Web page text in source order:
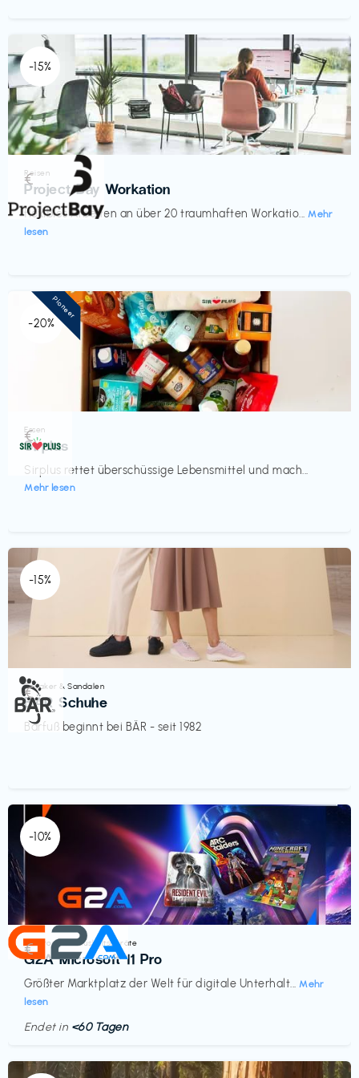
-15%
Reisen
Project Bay Workation
flexibles Arbeiten an über 20 traumhaften Workatio... Mehr
lesen
€‎
-20%
Essen
Sirplus
Sirplus rettet überschüssige Lebensmittel und mach...
Mehr lesen
€‎
Pioneer
-15%
Sneaker & Sandalen
BÄR Schuhe
Barfuß beginnt bei BÄR - seit 1982
€‎
-10%
Elektronik & Haushaltsgeräte
G2A Microsoft 11 Pro
Größter Marktplatz der Welt für digitale Unterhalt... Mehr
lesen
€‎
Endet in <60 Tagen